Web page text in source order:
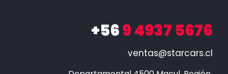
+569 4937 5676
ventas@starcars.cl